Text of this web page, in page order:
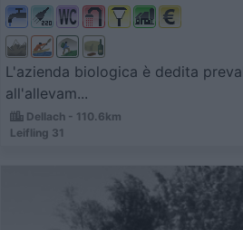
L'azienda biologica è dedita
all'allevam...
Dellach - 110.6km
Leifling 31